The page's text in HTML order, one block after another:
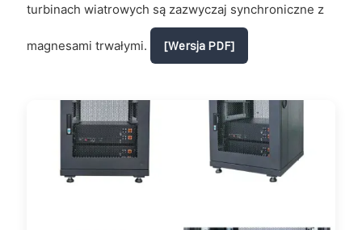
turbinach wiatrowych są zazwyczaj synchroniczne z
magnesami trwałymi. [Wersja PDF]